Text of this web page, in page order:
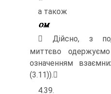
а також
 Дійсно, з
миттєво одержуємо
означенням
(3.11)).
4.39.